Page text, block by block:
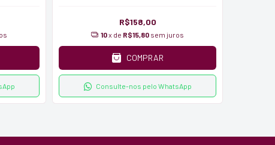
R$158,00
10x de R$15,80 sem juros
COMPRAR
Consulte-nos pelo WhatsApp